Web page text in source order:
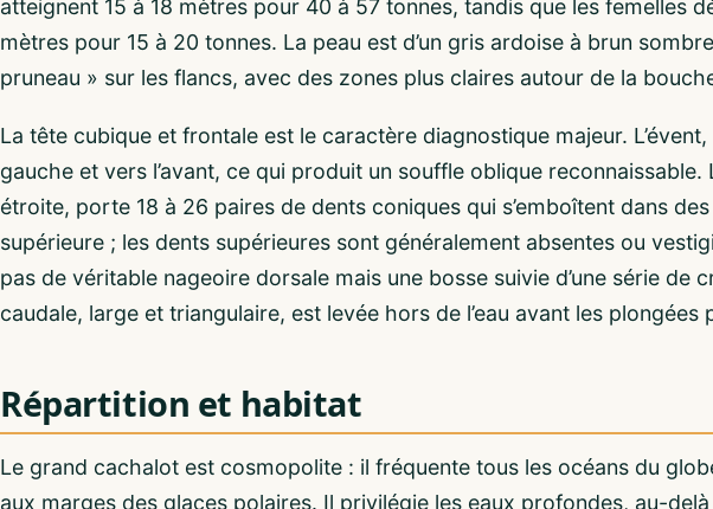
atteignent 15 à 18 mètres pour 40 à 57 tonnes, tandis que les femelles
mètres pour 15 à 20 tonnes. La peau est d’un gris ardoise à brun
pruneau » sur les flancs, avec des zones plus claires autour de la
La tête cubique et frontale est le caractère diagnostique majeur.
gauche et vers l’avant, ce qui produit un souffle oblique
étroite, porte 18 à 26 paires de dents coniques qui s’emboîtent dans
supérieure ; les dents supérieures sont généralement absentes ou
pas de véritable nageoire dorsale mais une bosse suivie d’une série de
caudale, large et triangulaire, est levée hors de l’eau avant les plongées
Répartition et habitat
Le grand cachalot est cosmopolite : il fréquente tous les océans du
aux marges des glaces polaires. Il privilégie les eaux profondes, au-